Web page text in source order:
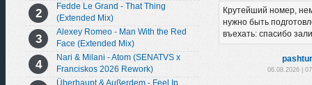
Fedde Le Grand - That Thing
(Extended Mix)
Alexey Romeo - Man With the Red
Face (Extended Mix)
Nari & Milani - Atom (SENATVS x
Franciskos 2026 Rework)
Крутейший номер,
нужно быть
въехать: спасибо
06.08.2026 |